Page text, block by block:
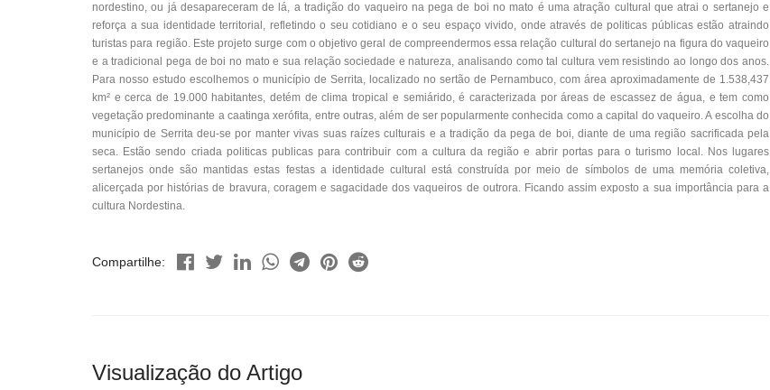
nordestino, ou já desapareceram de lá, a tradição do vaqueiro na pega de boi no mato é uma atração cultural que atrai o sertanejo e
reforça a sua identidade territorial, refletindo o seu cotidiano e o seu espaço vivido, onde através de politicas públicas estão atraindo
turistas para região. Este projeto surge com o objetivo geral de compreendermos essa relação cultural do sertanejo na figura do vaqueiro
e a tradicional pega de boi no mato e sua relação sociedade e natureza, analisando como tal cultura vem resistindo ao longo dos anos.
Para nosso estudo escolhemos o município de Serrita, localizado no sertão de Pernambuco, com área aproximadamente de 1.538,437
km² e cerca de 19.000 habitantes, detém de clima tropical e semiárido, é caracterizada por áreas de escassez de água, e tem como
vegetação predominante a caatinga xerófita, entre outras, além de ser popularmente conhecida como a capital do vaqueiro. A escolha do
município de Serrita deu-se por manter vivas suas raízes culturais e a tradição da pega de boi, diante de uma região sacrificada pela
seca. Estão sendo criada politicas publicas para contribuir com a cultura da região e abrir portas para o turismo local. Nos lugares
sertanejos onde são mantidas estas festas a identidade cultural está construída por meio de símbolos de uma memória coletiva,
alicerçada por histórias de bravura, coragem e sagacidade dos vaqueiros de outrora. Ficando assim exposto a sua importância para a
cultura Nordestina.
Compartilhe:
Visualização do Artigo